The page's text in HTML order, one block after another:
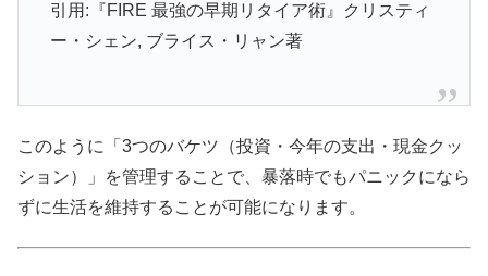
引用:『FIRE 最強の早期リタイア術』クリスティ
ー・シェン, ブライス・リャン著
このように「3つのバケツ（投資・今年の支出・現金クッ
ション）」を管理することで、暴落時でもパニックになら
ずに生活を維持することが可能になります。